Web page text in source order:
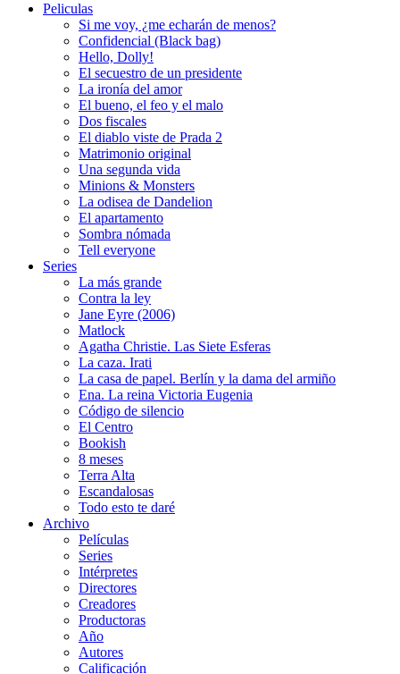
Peliculas
Si me voy, ¿me echarán de menos?
Confidencial (Black bag)
Hello, Dolly!
El secuestro de un presidente
La ironía del amor
El bueno, el feo y el malo
Dos fiscales
El diablo viste de Prada 2
Matrimonio original
Una segunda vida
Minions & Monsters
La odisea de Dandelion
El apartamento
Sombra nómada
Tell everyone
Series
La más grande
Contra la ley
Jane Eyre (2006)
Matlock
Agatha Christie. Las Siete Esferas
La caza. Irati
La casa de papel. Berlín y la dama del armiño
Ena. La reina Victoria Eugenia
Código de silencio
El Centro
Bookish
8 meses
Terra Alta
Escandalosas
Todo esto te daré
Archivo
Películas
Series
Intérpretes
Directores
Creadores
Productoras
Año
Autores
Calificación